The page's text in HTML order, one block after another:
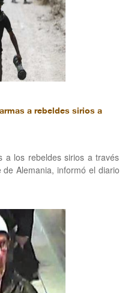
a rebeldes sirios a
a los rebeldes sirios a través
Alemania, informó el diario